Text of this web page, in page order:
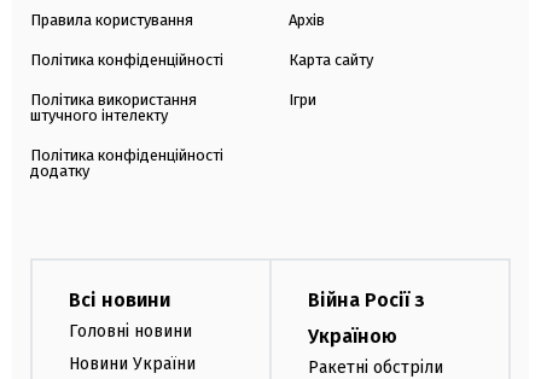
Правила користування
Політика конфіденційності
Політика використання
штучного інтелекту
Політика конфіденційності
додатку
Архів
Карта сайту
Ігри
Всі новини
Головні новини
Новини України
Війна Росії з
Україною
Ракетні обстріли